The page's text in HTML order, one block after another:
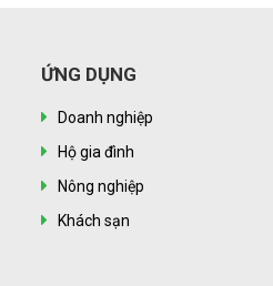
ỨNG DỤNG
Doanh nghiệp
Hộ gia đình
Nông nghiệp
Khách sạn